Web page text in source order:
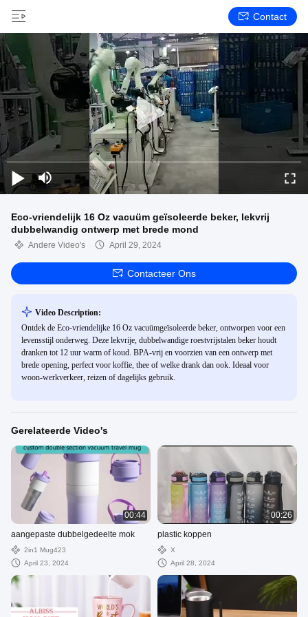
Contact
Eco-vriendelijk 16 Oz vacuüm geïsoleerde beker, lekvrij
dubbelwandig ontwerp met brede mond
Andere Video's April 29, 2024
Contacteer Ons
Video Description:
Ontdek de Eco-vriendelijke 16 Oz vacuümgeïsoleerde beker, ontworpen voor een
levensstijl onderweg. Deze lekvrije, dubbelwandige roestvrijstalen beker houdt
dranken tot 12 uur warm of koud. BPA-vrij en voorzien van een ontwerp met
brede opening, perfect voor koffie, thee of welke drank dan ook. Ideaal voor
woon-werkverkeer, reizen of dagelijks gebruik.
Gerelateerde Video's
00:44
aangepaste dubbelgedeelte mok
2in1 Mug423
April 23, 2024
00:26
plastic koppen
X
April 28, 2024